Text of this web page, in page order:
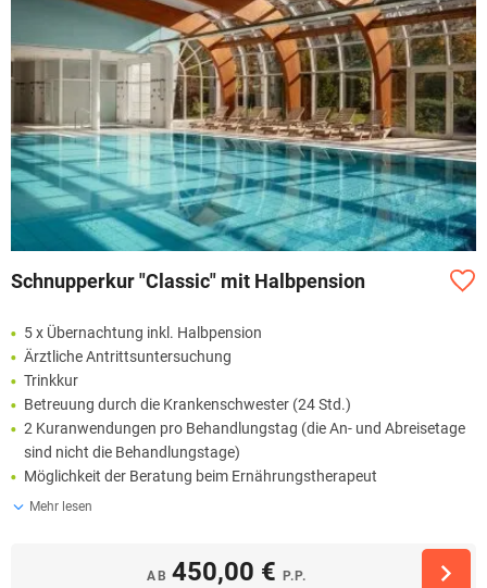
Schnupperkur "Classic" mit Halbpension
5 x Übernachtung inkl. Halbpension
Ärztliche Antrittsuntersuchung
Trinkkur
Betreuung durch die Krankenschwester (24 Std.)
2 Kuranwendungen pro Behandlungstag (die An- und Abreisetage
sind nicht die Behandlungstage)
Möglichkeit der Beratung beim Ernährungstherapeut
Mehr lesen
AB 450,00 € P.P.